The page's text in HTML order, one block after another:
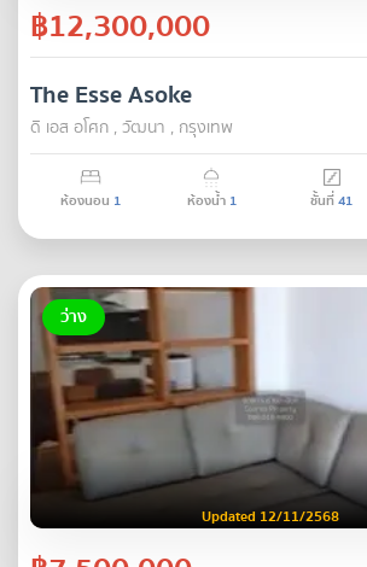
฿12,300,000
The Esse Asoke
ดิ เอส อโศก , วัฒนา , กรุงเทพ
ห้องนอน 1 ห้องน้ำ 1 ชั้นที่41
ว่าง
Updated 12/11/2568